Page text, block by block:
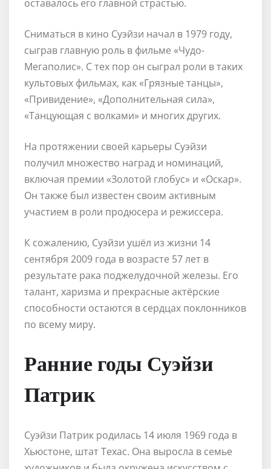
оставалось его главной страстью.
Сниматься в кино Суэйзи начал в 1979 году,
сыграв главную роль в фильме «Чудо-
Мегаполис». С тех пор он сыграл роли в таких
культовых фильмах, как «Грязные танцы»,
«Привидение», «Дополнительная сила»,
«Танцующая с волками» и многих других.
На протяжении своей карьеры Суэйзи
получил множество наград и номинаций,
включая премии «Золотой глобус» и «Оскар».
Он также был известен своим активным
участием в роли продюсера и режиссера.
К сожалению, Суэйзи ушёл из жизни 14
сентября 2009 года в возрасте 57 лет в
результате рака поджелудочной железы. Его
талант, харизма и прекрасные актёрские
способности остаются в сердцах поклонников
по всему миру.
Ранние годы Суэйзи
Патрик
Суэйзи Патрик родилась 14 июля 1969 года в
Хьюстоне, штат Техас. Она выросла в семье